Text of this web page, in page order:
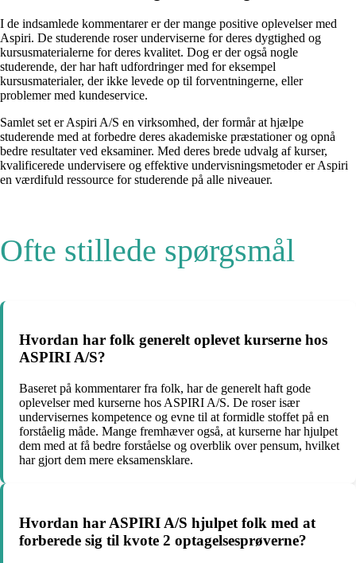
I de indsamlede kommentarer er der mange positive oplevelser med
Aspiri. De studerende roser underviserne for deres dygtighed og
kursusmaterialerne for deres kvalitet. Dog er der også nogle
studerende, der har haft udfordringer med for eksempel
kursusmaterialer, der ikke levede op til forventningerne, eller
problemer med kundeservice.
Samlet set er Aspiri A/S en virksomhed, der formår at hjælpe
studerende med at forbedre deres akademiske præstationer og opnå
bedre resultater ved eksaminer. Med deres brede udvalg af kurser,
kvalificerede undervisere og effektive undervisningsmetoder er Aspiri
en værdifuld ressource for studerende på alle niveauer.
Ofte stillede spørgsmål
Hvordan har folk generelt oplevet kurserne hos
ASPIRI A/S?
Baseret på kommentarer fra folk, har de generelt haft gode
oplevelser med kurserne hos ASPIRI A/S. De roser især
undervisernes kompetence og evne til at formidle stoffet på en
forståelig måde. Mange fremhæver også, at kurserne har hjulpet
dem med at få bedre forståelse og overblik over pensum, hvilket
har gjort dem mere eksamensklare.
Hvordan har ASPIRI A/S hjulpet folk med at
forberede sig til kvote 2 optagelsesprøverne?